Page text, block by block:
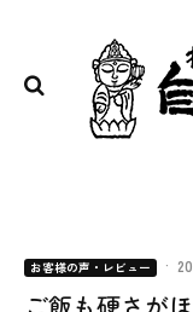
お客様の声・レビュー ·